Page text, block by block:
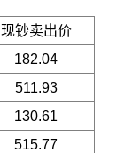
现钞卖出价
182.04
511.93
130.61
515.77